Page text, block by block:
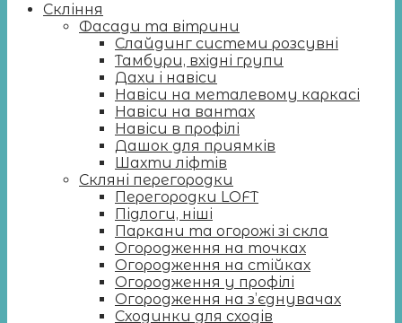
Скління
Фасади та вітрини
Слайдинг системи розсувні
Тамбури, вхідні групи
Дахи і навіси
Навіси на металевому каркасі
Навіси на вантах
Навіси в профілі
Дашок для приямків
Шахти ліфтів
Скляні перегородки
Перегородки LOFT
Підлоги, ніші
Паркани та огорожі зі скла
Огородження на точках
Огородження на стійках
Огородження у профілі
Огородження на з’єднувачах
Сходинки для сходів